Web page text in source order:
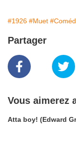
#1926 #Muet
Partager
Vous aimerez
Atta boy! (Edward